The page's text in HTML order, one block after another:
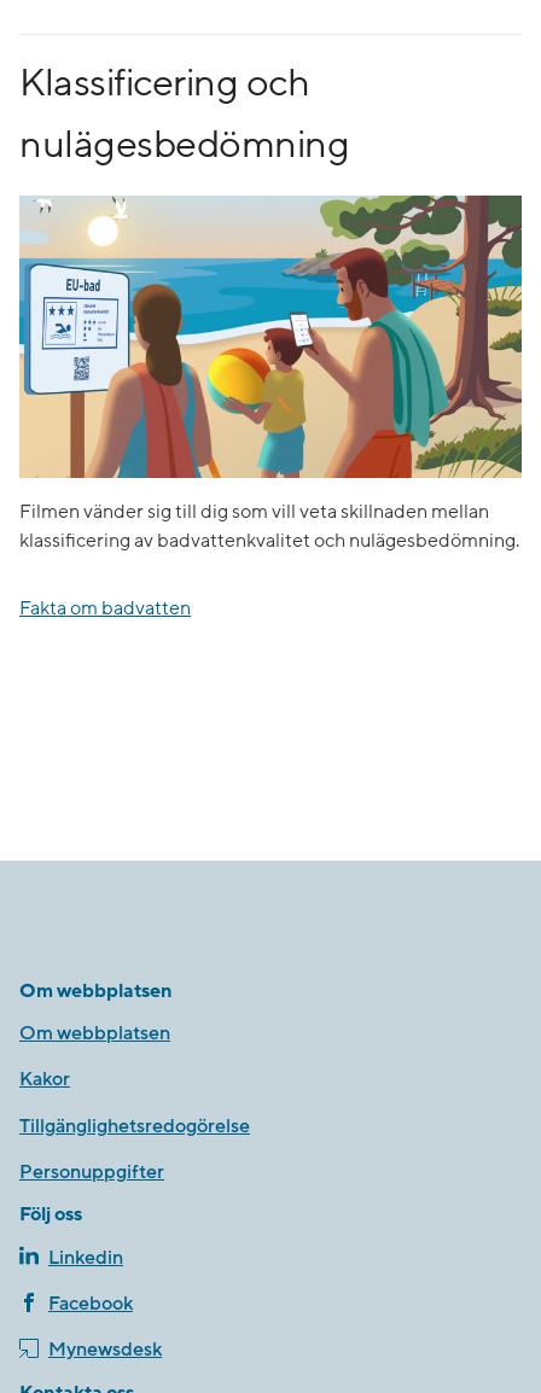
Klassificering och
nulägesbedömning
Filmen vänder sig till dig som vill veta skillnaden mellan
klassificering av badvattenkvalitet och nulägesbedömning.
Fakta om badvatten
Om webbplatsen
Om webbplatsen
Kakor
Tillgänglighetsredogörelse
Personuppgifter
Följ oss
Linkedin
Facebook
Mynewsdesk